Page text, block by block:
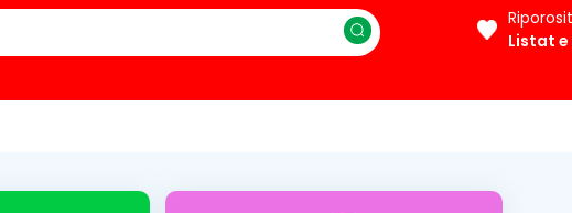
Riporosit
Listat e